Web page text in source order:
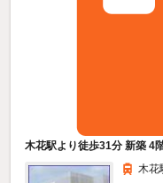
木花駅より徒歩31分 新築 4
木花